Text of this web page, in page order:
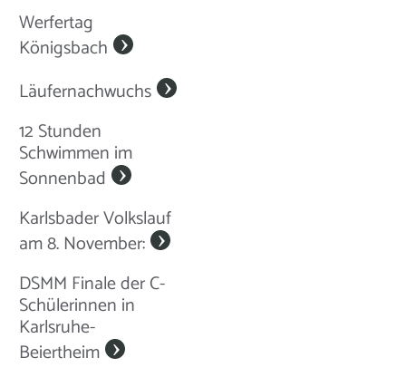
Werfertag
Königsbach
Läufernachwuchs
12 Stunden
Schwimmen im
Sonnenbad
Karlsbader Volkslauf
am 8. November:
DSMM Finale der C-
Schülerinnen in
Karlsruhe-
Beiertheim